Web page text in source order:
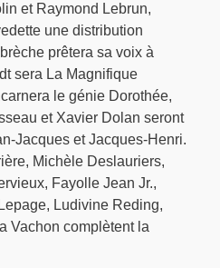
et Raymond Lebrun,
une distribution
prêtera sa voix à
sera La Magnifique
le génie Dorothée,
et Xavier Dolan seront
Jacques et Jacques-Henri.
Michèle Deslauriers,
Fayolle Jean Jr.,
Ludivine Reding,
Vachon complètent la